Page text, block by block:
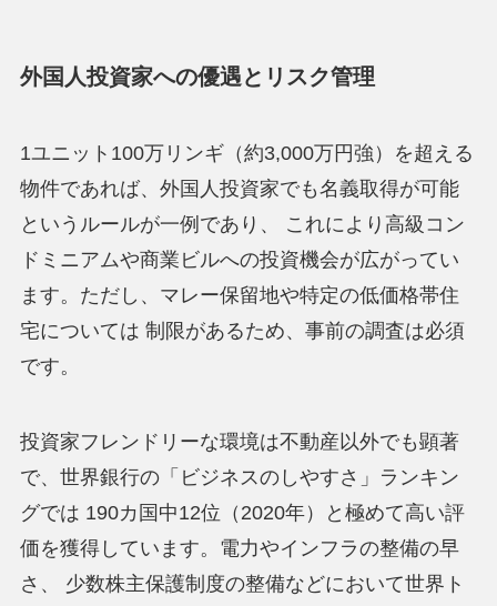
外国人投資家への優遇とリスク管理
1ユニット100万リンギ（約3,000万円強）を超える
物件であれば、外国人投資家でも名義取得が可能
というルールが一例であり、 これにより高級コン
ドミニアムや商業ビルへの投資機会が広がってい
ます。ただし、マレー保留地や特定の低価格帯住
宅については 制限があるため、事前の調査は必須
です。
投資家フレンドリーな環境は不動産以外でも顕著
で、世界銀行の「ビジネスのしやすさ」ランキン
グでは 190カ国中12位（2020年）と極めて高い評
価を獲得しています。電力やインフラの整備の早
さ、 少数株主保護制度の整備などにおいて世界ト